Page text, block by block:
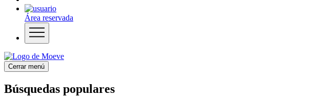
Área reservada
Cerrar menú
Búsquedas populares